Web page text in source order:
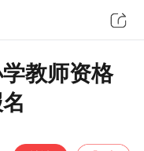
教师资格